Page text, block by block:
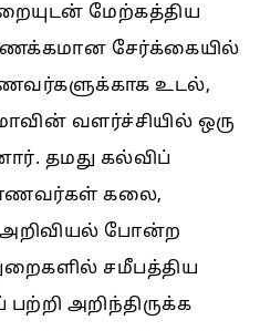
மேற்கத்திய
சேர்க்கையில்
உடல்,
வளர்ச்சியில் ஒரு
தமது கல்விப்
மாணவர்கள் கலை,
அறிவியல் போன்ற
சமீபத்திய
பற்றி அறிந்திருக்க